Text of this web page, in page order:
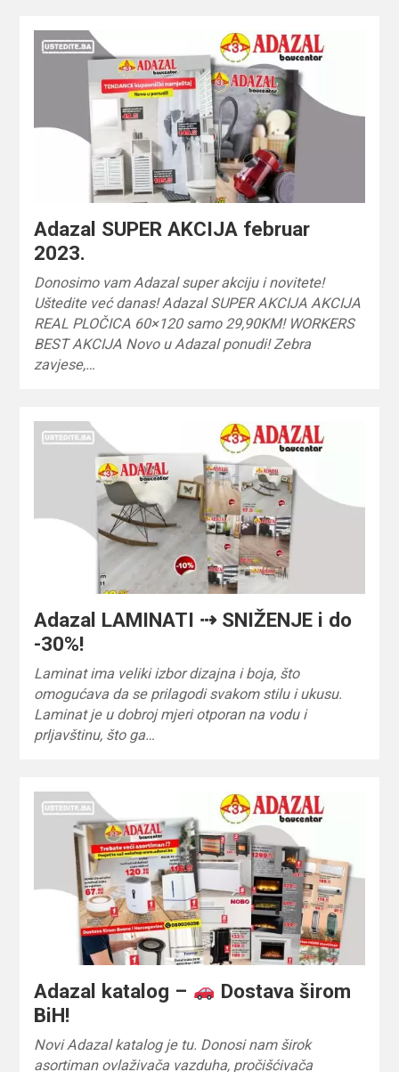
Adazal SUPER AKCIJA februar
2023.
Donosimo vam Adazal super akciju i novitete!
Uštedite već danas! Adazal SUPER AKCIJA AKCIJA
REAL PLOČICA 60×120 samo 29,90KM! WORKERS
BEST AKCIJA Novo u Adazal ponudi! Zebra
zavjese,…
Adazal LAMINATI ⇢ SNIŽENJE i do
-30%!
Laminat ima veliki izbor dizajna i boja, što
omogućava da se prilagodi svakom stilu i ukusu.
Laminat je u dobroj mjeri otporan na vodu i
prljavštinu, što ga…
Adazal katalog –
Dostava širom
BiH!
Novi Adazal katalog je tu. Donosi nam širok
asortiman ovlaživača vazduha, pročišćivača